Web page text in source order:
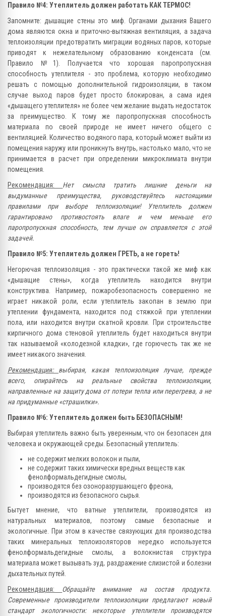
Правило №4: Утеплитель должен работать КАК ТЕРМОС!
Запомните: дышащие стены это миф. Органами дыхания Вашего
дома являются окна и приточно-вытяжная вентиляция, а задача
теплоизоляции предотвратить миграции водяных паров, которые
приводят к нежелательному образованию конденсата (см.
Правило №1). Получается что хорошая паропропускная
способность утеплителя - это проблема, которую необходимо
решать с помощью дополнительной гидроизоляции, в таком
случае выход паров будет просто блокирован, а сама идея
«дышащего утеплителя» не более чем желание выдать недостаток
за преимущество. К тому же паропропускная способность
материала по своей природе не имеет ничего общего с
вентиляцией. Количество водяного пара, который может выйти из
помещения наружу или проникнуть внутрь, настолько мало, что не
принимается в расчет при определении микроклимата внутри
помещения.
Рекомендация: Нет смысла тратить лишние деньги на
выдуманные преимущества, руководствуйтесь настоящими
правилами при выборе теплоизоляции! Утеплитель должен
гарантировано противостоять влаге и чем меньше его
паропропускная способность, тем лучше он справляется с этой
задачей.
Правило №5: Утеплитель должен ГРЕТЬ, а не гореть!
Негорючая теплоизоляция - это практически такой же миф как
«дышащие стены», когда утеплитель находится внутри
конструктива. Например, пожаробезопасность совершенно не
играет никакой роли, если утеплитель закопан в землю при
утеплении фундамента, находится под стяжкой при утеплении
пола, или находится внутри скатной кровли. При строительстве
кирпичного дома стеновой утеплитель будет находиться внутри
так называемой «колодезной кладки», где горючесть так же не
имеет никакого значения.
Рекомендация: выбирая, какая теплоизоляция лучше, прежде
всего, опирайтесь на реальные свойства теплоизоляции,
направленные на защиту дома от потери тепла или перегрева, а не
на придуманные «страшилки».
Правило №6: Утеплитель должен быть БЕЗОПАСНЫМ!
Выбирая утеплитель важно быть уверенным, что он безопасен для
человека и окружающей среды. Безопасный утеплитель:
не содержит мелких волокон и пыли,
не содержит таких химически вредных веществ как
фенолформальдегидные смолы,
производятся без озоноразрушающего фреона,
производятся из безопасного сырья.
Бытует мнение, что ватные утеплители, производятся из
натуральных материалов, поэтому самые безопасные и
экологичные. При этом в качестве связующих для производства
таких минеральных теплоизоляторов нередко используется
фенолформальдегидные смолы, а волокнистая структура
материала может вызывать зуд, раздражение слизистой и болезни
дыхательных путей.
Рекомендация: Обращайте внимание на состав продукта.
Современные производители теплоизоляции предлагают новый
стандарт экологичности: некоторые утеплители производятся